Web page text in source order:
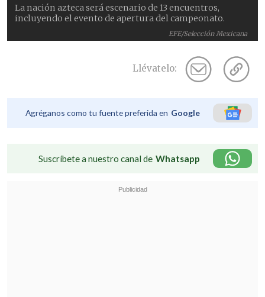
EFE/Selección Mexicana
La nación azteca será escenario de 13 encuentros,
incluyendo el evento de apertura del campeonato.
Llévatelo:
Agréganos como tu fuente preferida en Google
Suscríbete a nuestro canal de Whatsapp